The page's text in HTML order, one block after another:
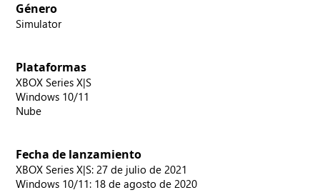
Género
Simulator
Plataformas
XBOX Series X|S
Windows 10/11
Nube
Fecha de lanzamiento
XBOX Series X|S: 27 de julio de 2021
Windows 10/11: 18 de agosto de 2020